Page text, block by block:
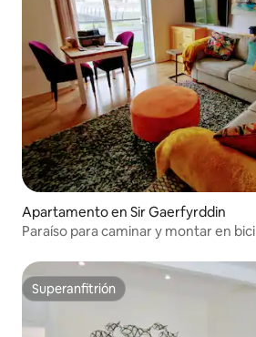
Apartamento en Sir Gaerfyrddin
Paraíso para caminar y montar en bici
Superanfitrión
Superanfitrión